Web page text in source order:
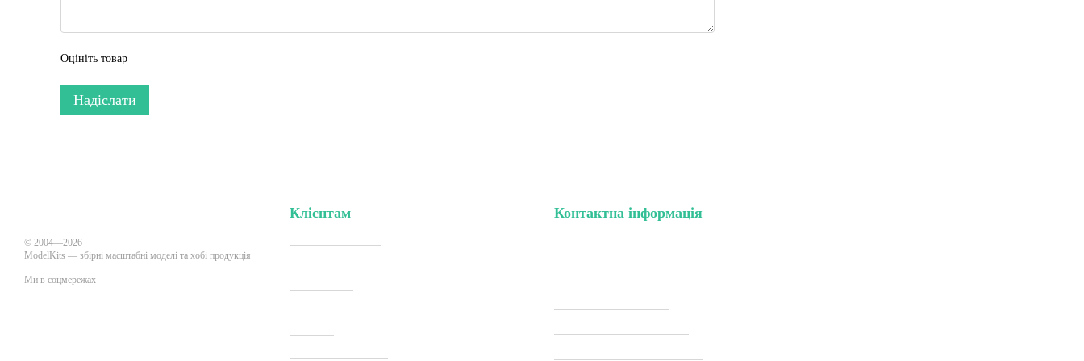
Оцініть товар
Надіслати
© 2004—2026
ModelKits — збірні масштабні моделі та хобі продукція
Ми в соцмережах
Клієнтам Контактна інформація